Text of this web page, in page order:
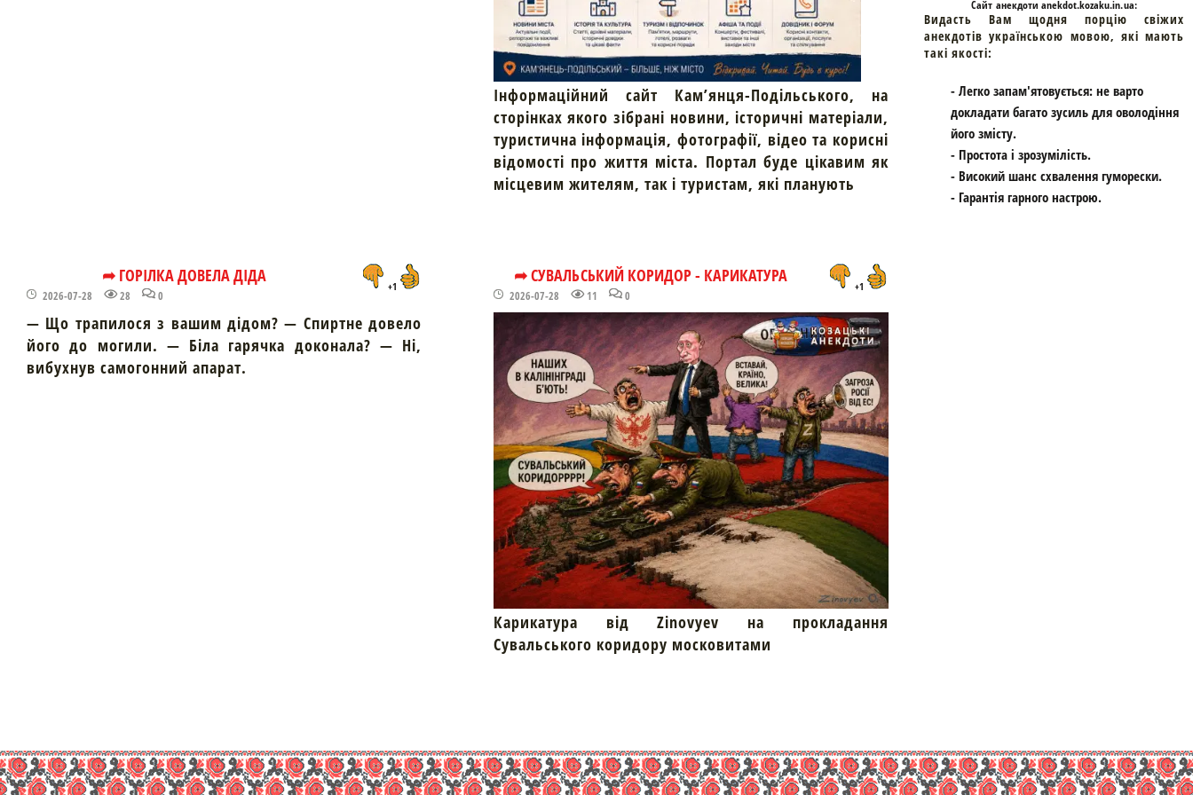
Інформаційний сайт Кам’янця-Подільського, на
сторінках якого зібрані новини, історичні матеріали,
туристична інформація, фотографії, відео та корисні
відомості про життя міста. Портал буде цікавим як
місцевим жителям, так і туристам, які планують
➦ ГОРІЛКА ДОВЕЛА ДІДА
2026-07-28 28 0
+1
— Що трапилося з вашим дідом? — Спиртне довело
його до могили. — Біла гарячка доконала? — Ні,
вибухнув самогонний апарат.
➦ СУВАЛЬСЬКИЙ КОРИДОР - КАРИКАТУРА
2026-07-28 11 0
+1
Карикатура від Zinovyev на прокладання
Сувальського коридору московитами
Cайт анекдоти anekdot.kozaku.in.ua:
Видасть Вам щодня порцію свіжих
анекдотів українською мовою, які мають
такі якості:
- Легко запам'ятовується: не варто
докладати багато зусиль для оволодіння
його змісту.
- Простота і зрозумілість.
- Високий шанс схвалення гуморески.
- Гарантія гарного настрою.